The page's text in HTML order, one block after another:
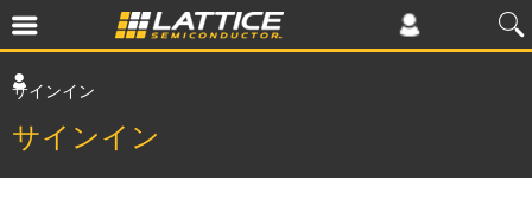
サインイン
サインイン